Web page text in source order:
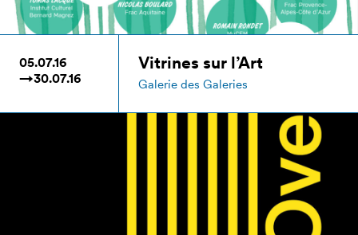
05.07.16
→30.07.16
Vitrines sur l’Art
Galerie des Galeries